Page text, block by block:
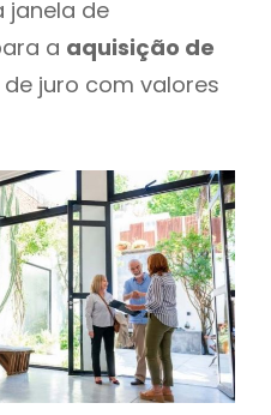
janela de
a aquisição de
juro com valores